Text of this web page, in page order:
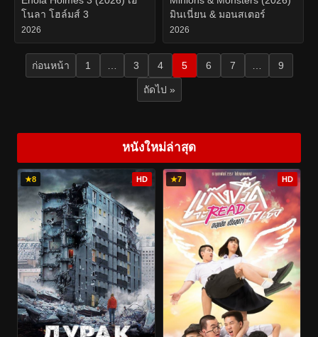
โนลา โฮล์มส์ 3
2026
มินเนี่ยน & มอนสเตอร์
2026
ก่อนหน้า 1 3 4 5 6 7 9
ถัดไป »
หนังใหม่ล่าสุด
★8 HD ★7 HD